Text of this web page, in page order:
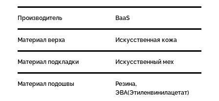
Производитель BaaS
Материал верха Искусственная кожа
Материал подкладки Искусственный мех
Материал подошвы
Резина,
ЭВА(Этиленвинилацетат)